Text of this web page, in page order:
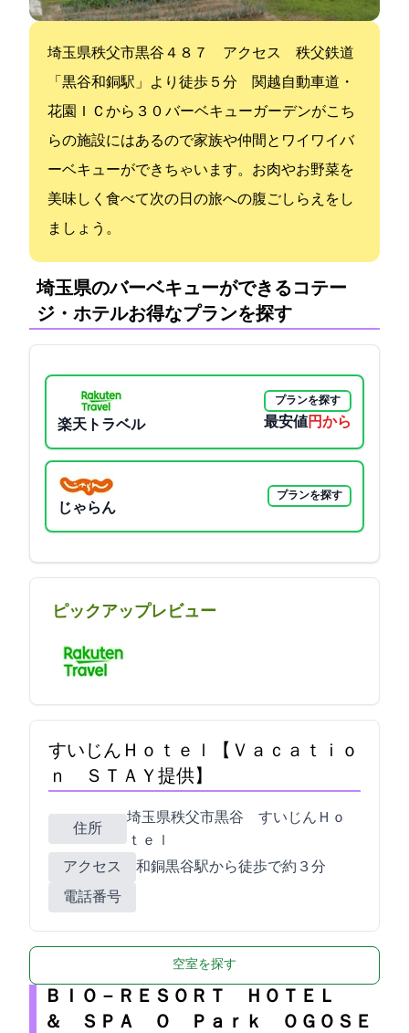
埼玉県秩父市黒谷４８７ アクセス 秩父鉄道
「黒谷和銅駅」より徒歩５分 関越自動車道・
花園ＩＣから３０ バーベキューガーデンがこち
らの施設にはあるので家族や仲間とワイワイバ
ーベキューができちゃいます。お肉やお野菜を
美味しく食べて次の日の旅への腹ごしらえをし
ましょう。
埼玉県のバーベキューができるコテー
ジ・ホテル:お得なプランを探す
楽天トラベル
プランを探す
最安値6716円から
じゃらん
プランを探す
ピックアップレビュー
すいじんＨｏｔｅｌ【Ｖａｃａｔｉｏ
ｎ ＳＴＡＹ提供】
住所
埼玉県秩父市黒谷487 すいじんＨｏ
ｔｅｌ
アクセス
和銅黒谷駅から徒歩で約３分
電話番号
空室を探す
ＢＩＯ－ＲＥＳＯＲＴ ＨＯＴＥＬ
＆ ＳＰＡ Ｏ Ｐａｒｋ ＯＧＯＳＥ